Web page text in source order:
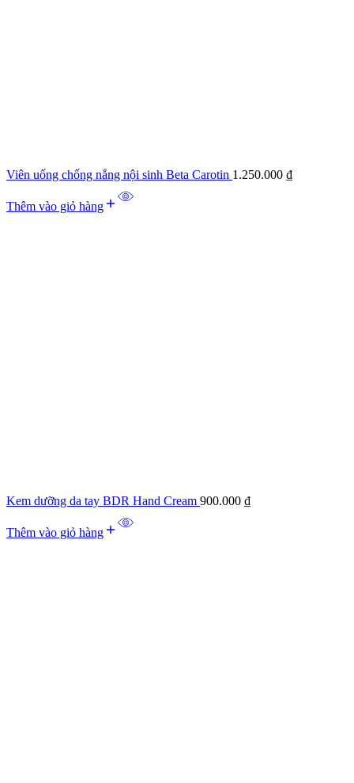
Viên uống chống nắng nội sinh Beta Carotin 1.250.000 ₫
Thêm vào giỏ hàng
Kem dưỡng da tay BDR Hand Cream 900.000 ₫
Thêm vào giỏ hàng